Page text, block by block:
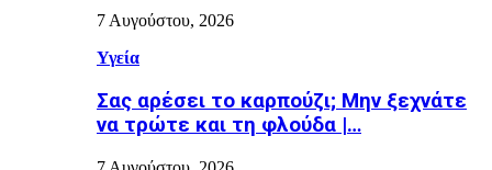
7 Αυγούστου, 2026
Υγεία
Σας αρέσει το καρπούζι; Μην ξεχνάτε
να τρώτε και τη φλούδα |…